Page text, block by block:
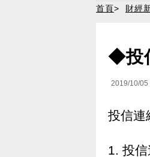
首頁> 財經
◆投
2019/10/05
投信連
1. 投